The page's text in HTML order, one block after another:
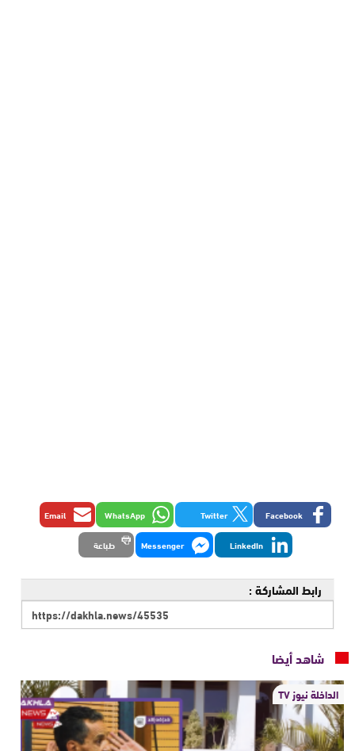
Facebook
Twitter
WhatsApp
Email
LinkedIn
Messenger طباعة
رابط المشاركة :
شاهد أيضا
الداخلة نيوز TV